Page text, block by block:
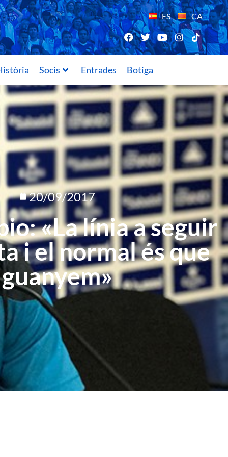
ES CA
Socis Entrades Botiga
20/09/2017
«La línia a seguir
i el normal és que
guanyem»